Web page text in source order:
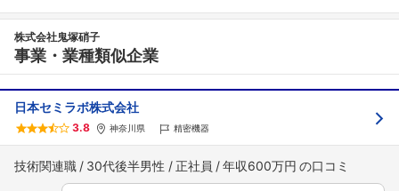
こちらの企業もフォローしませんか？
株式会社鬼塚硝子
事業・業種類似企業
日本セミラボ株式会社
3.8 神奈川県 精密機器
技術関連職 30代後半男性 正社員 年収600万円